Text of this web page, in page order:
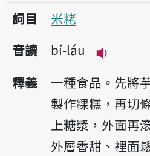
詞目
米粩
音讀
bí-láu
播放音
釋義
一種食品。先將
製作粿糕，再切
上糖漿，外面再
外層香甜、裡面